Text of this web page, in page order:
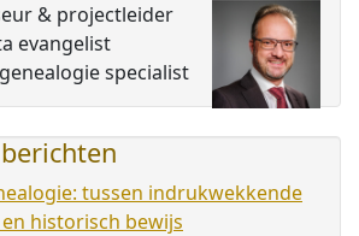
& projectleider
evangelist
specialist
tussen indrukwekkende
historisch bewijs